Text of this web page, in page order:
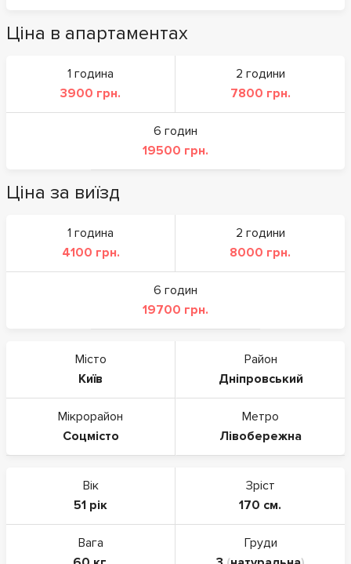
Ціна в апартаментах
1 година
3900 грн.
2 години
7800 грн.
6 годин
19500 грн.
Ціна за виїзд
1 година
4100 грн.
2 години
8000 грн.
6 годин
19700 грн.
Місто
Київ
Район
Дніпровський
Мікрорайон
Соцмісто
Метро
Лівобережна
Вік
51 рік
Зріст
170 см.
Вага
Груди